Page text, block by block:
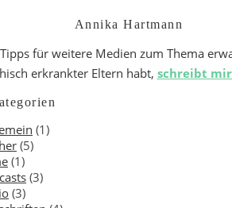
Annika Hartmann
für weitere Medien zum Thema
erkrankter Eltern habt, schreibt
(1)
(5)
(1)
(3)
(3)